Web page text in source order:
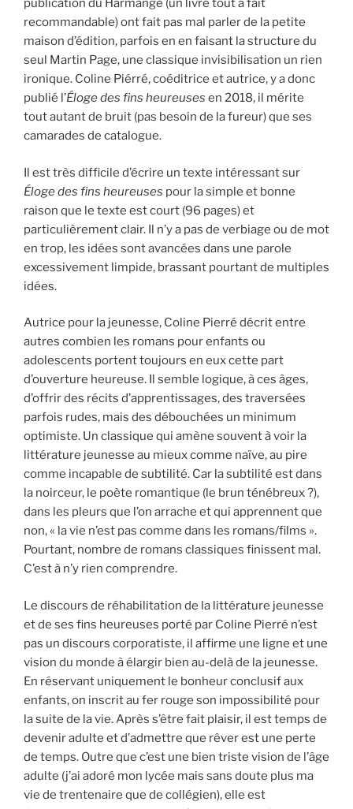
publication du Harmange (un livre tout à fait
recommandable) ont fait pas mal parler de la petite
maison d’édition, parfois en en faisant la structure du
seul Martin Page, une classique invisibilisation un rien
ironique. Coline Piérré, coéditrice et autrice, y a donc
publié l’Éloge des fins heureuses en 2018, il mérite
tout autant de bruit (pas besoin de la fureur) que ses
camarades de catalogue.
Il est très difficile d’écrire un texte intéressant sur
Éloge des fins heureuses pour la simple et bonne
raison que le texte est court (96 pages) et
particulièrement clair. Il n’y a pas de verbiage ou de mot
en trop, les idées sont avancées dans une parole
excessivement limpide, brassant pourtant de multiples
idées.
Autrice pour la jeunesse, Coline Pierré décrit entre
autres combien les romans pour enfants ou
adolescents portent toujours en eux cette part
d’ouverture heureuse. Il semble logique, à ces âges,
d’offrir des récits d’apprentissages, des traversées
parfois rudes, mais des débouchées un minimum
optimiste. Un classique qui amène souvent à voir la
littérature jeunesse au mieux comme naïve, au pire
comme incapable de subtilité. Car la subtilité est dans
la noirceur, le poète romantique (le brun ténébreux ?),
dans les pleurs que l’on arrache et qui apprennent que
non, « la vie n’est pas comme dans les romans/films ».
Pourtant, nombre de romans classiques finissent mal.
C’est à n’y rien comprendre.
Le discours de réhabilitation de la littérature jeunesse
et de ses fins heureuses porté par Coline Pierré n’est
pas un discours corporatiste, il affirme une ligne et une
vision du monde à élargir bien au-delà de la jeunesse.
En réservant uniquement le bonheur conclusif aux
enfants, on inscrit au fer rouge son impossibilité pour
la suite de la vie. Après s’être fait plaisir, il est temps de
devenir adulte et d’admettre que rêver est une perte
de temps. Outre que c’est une bien triste vision de l’âge
adulte (j’ai adoré mon lycée mais sans doute plus ma
vie de trentenaire que de collégien), elle est